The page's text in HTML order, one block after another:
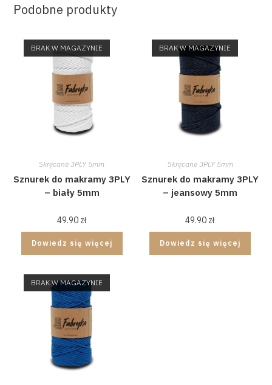
Podobne produkty
BRAK W MAGAZYNIE
Skręcane 3PLY 5mm
Sznurek do makramy 3PLY
– biały 5mm
49.90 zł
Dowiedz się więcej
BRAK W MAGAZYNIE
Skręcane 3PLY 5mm
Sznurek do makramy 3PLY
– jeansowy 5mm
49.90 zł
Dowiedz się więcej
BRAK W MAGAZYNIE